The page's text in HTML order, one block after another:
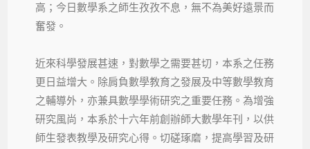
高；今日數學系之師生孜孜不息，無不為美好遠景而
奮發。
近來科學發展甚速，對數學之需要甚切，本系之任務
更日益增大。除肩負數學教育之發展及中等數學教育
之輔導外，亦兼具數學學術研究之重要任務。為增強
研究風尚，本系於十六年前創辦師大數學年刊，以供
師生發表教學及研究心得。切磋琢磨，提高學習及研